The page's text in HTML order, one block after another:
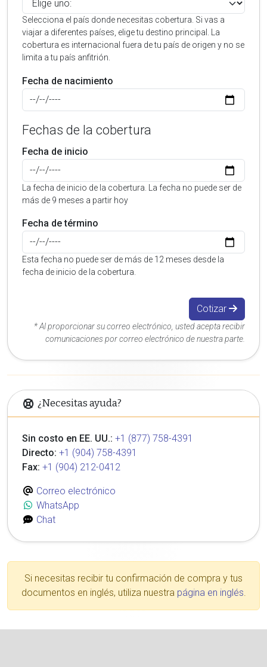
Selecciona el país donde necesitas cobertura. Si vas a
viajar a diferentes países, elige tu destino principal. La
cobertura es internacional fuera de tu país de origen y no se
limita a tu país anfitrión.
Fecha de nacimiento
Fechas de la cobertura
Fecha de inicio
La fecha de inicio de la cobertura. La fecha no puede ser de
más de 9 meses a partir hoy
Fecha de término
Esta fecha no puede ser de más de 12 meses desde la
fecha de inicio de la cobertura.
Cotizar
* Al proporcionar su correo electrónico, usted acepta recibir
comunicaciones por correo electrónico de nuestra parte.
¿Necesitas ayuda?
Sin costo en EE. UU.: +1 (877) 758-4391
Directo: +1 (904) 758-4391
Fax: +1 (904) 212-0412
Correo electrónico
WhatsApp
Chat
Si necesitas recibir tu confirmación de compra y tus
documentos en inglés, utiliza nuestra página en inglés.